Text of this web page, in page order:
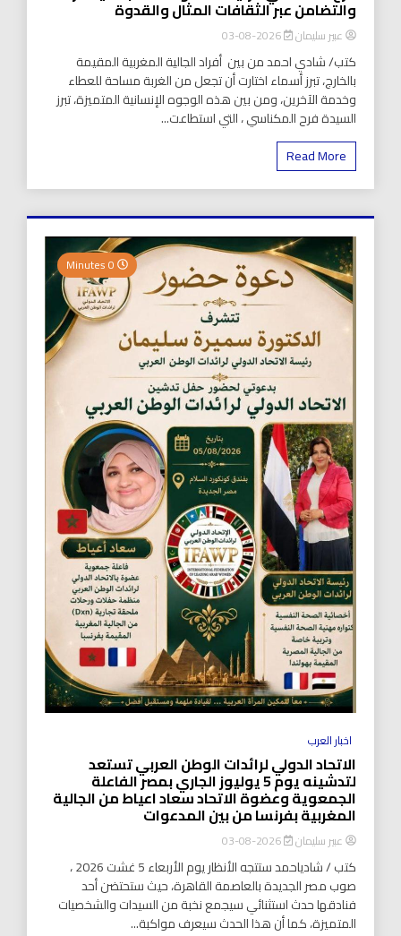
والتضامن عبر الثقافات المثال والقدوة
عبير سليمان 2026-08-03
كتب/ شادي احمد من بين أفراد الجالية المغربية المقيمة
بالخارج، تبرز أسماء اختارت أن تجعل من الغربة مساحة للعطاء
وخدمة الآخرين، ومن بين هذه الوجوه الإنسانية المتميزة، تبرز
السيدة فرح المكناسي ، التي استطاعت...
Read More
اخبار العرب
الاتحاد الدولي لرائدات الوطن العربي تستعد
لتدشينه يوم 5 يوليوز الجاري بمصر الفاعلة
الجمعوية وعضوة الاتحاد سعاد اعياط من الجالية
المغربية بفرنسا من بين المدعوات
عبير سليمان 2026-08-03
كتب / شادياحمد ستتجه الأنظار يوم الأربعاء 5 غشت 2026 ،
صوب مصر الجديدة بالعاصمة القاهرة، حيث ستحتضن أحد
فنادقها حدث استثنائي سيجمع نخبة من السيدات والشخصيات
المتميزة، كما أن هذا الحدث سيعرف مواكبة...